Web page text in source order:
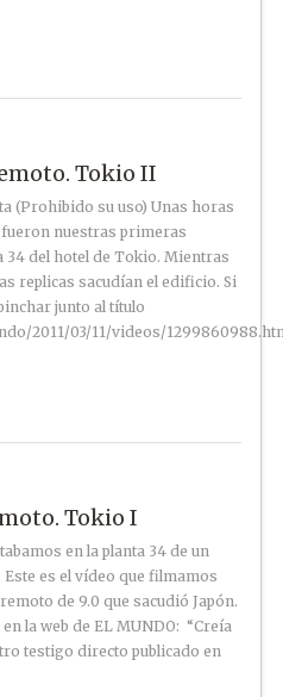
Tokio II
(Prohibido su uso) Unas horas
nuestras primeras
34 del hotel de Tokio. Mientras
replicas sacudían el edificio. Si
junto al título
2011/03/11/videos/
Tokio I
en la planta 34 de un
es el vídeo que filmamos
de 9.0 que sacudió Japón.
la web de EL MUNDO: “Creía
testigo directo publicado en